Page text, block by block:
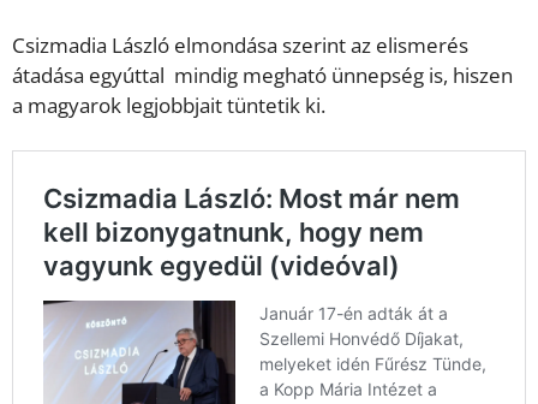
Csizmadia László elmondása szerint az elismerés
átadása egyúttal mindig megható ünnepség is, hiszen
a magyarok legjobbjait tüntetik ki.